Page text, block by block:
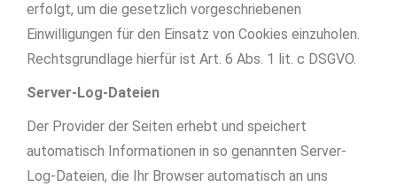
erfolgt, um die gesetzlich vorgeschriebenen
Einwilligungen für den Einsatz von Cookies einzuholen.
Rechtsgrundlage hierfür ist Art. 6 Abs. 1 lit. c DSGVO.
Server-Log-Dateien
Der Provider der Seiten erhebt und speichert
automatisch Informationen in so genannten Server-
Log-Dateien, die Ihr Browser automatisch an uns